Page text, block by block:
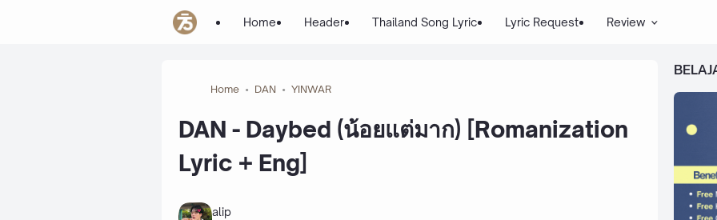
Home Header Thailand Song Lyric Lyric Request Review
Home DAN YINWAR
DAN - Daybed (น้อยแต่มาก) [Romanization
Lyric + Eng]
alip